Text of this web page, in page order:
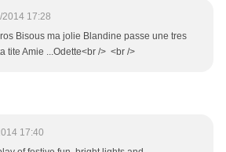
2014 17:28
Bisous ma jolie Blandine passe une tres
tite Amie ...Odette<br /> <br />
17:40